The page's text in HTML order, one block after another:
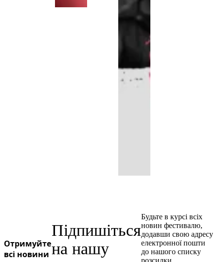
Отримуйте
всі новини
Підпишіться
на нашу
Будьте в курсі всіх
новин фестивалю,
додавши свою адресу
електронної пошти
до нашого списку
розсилки